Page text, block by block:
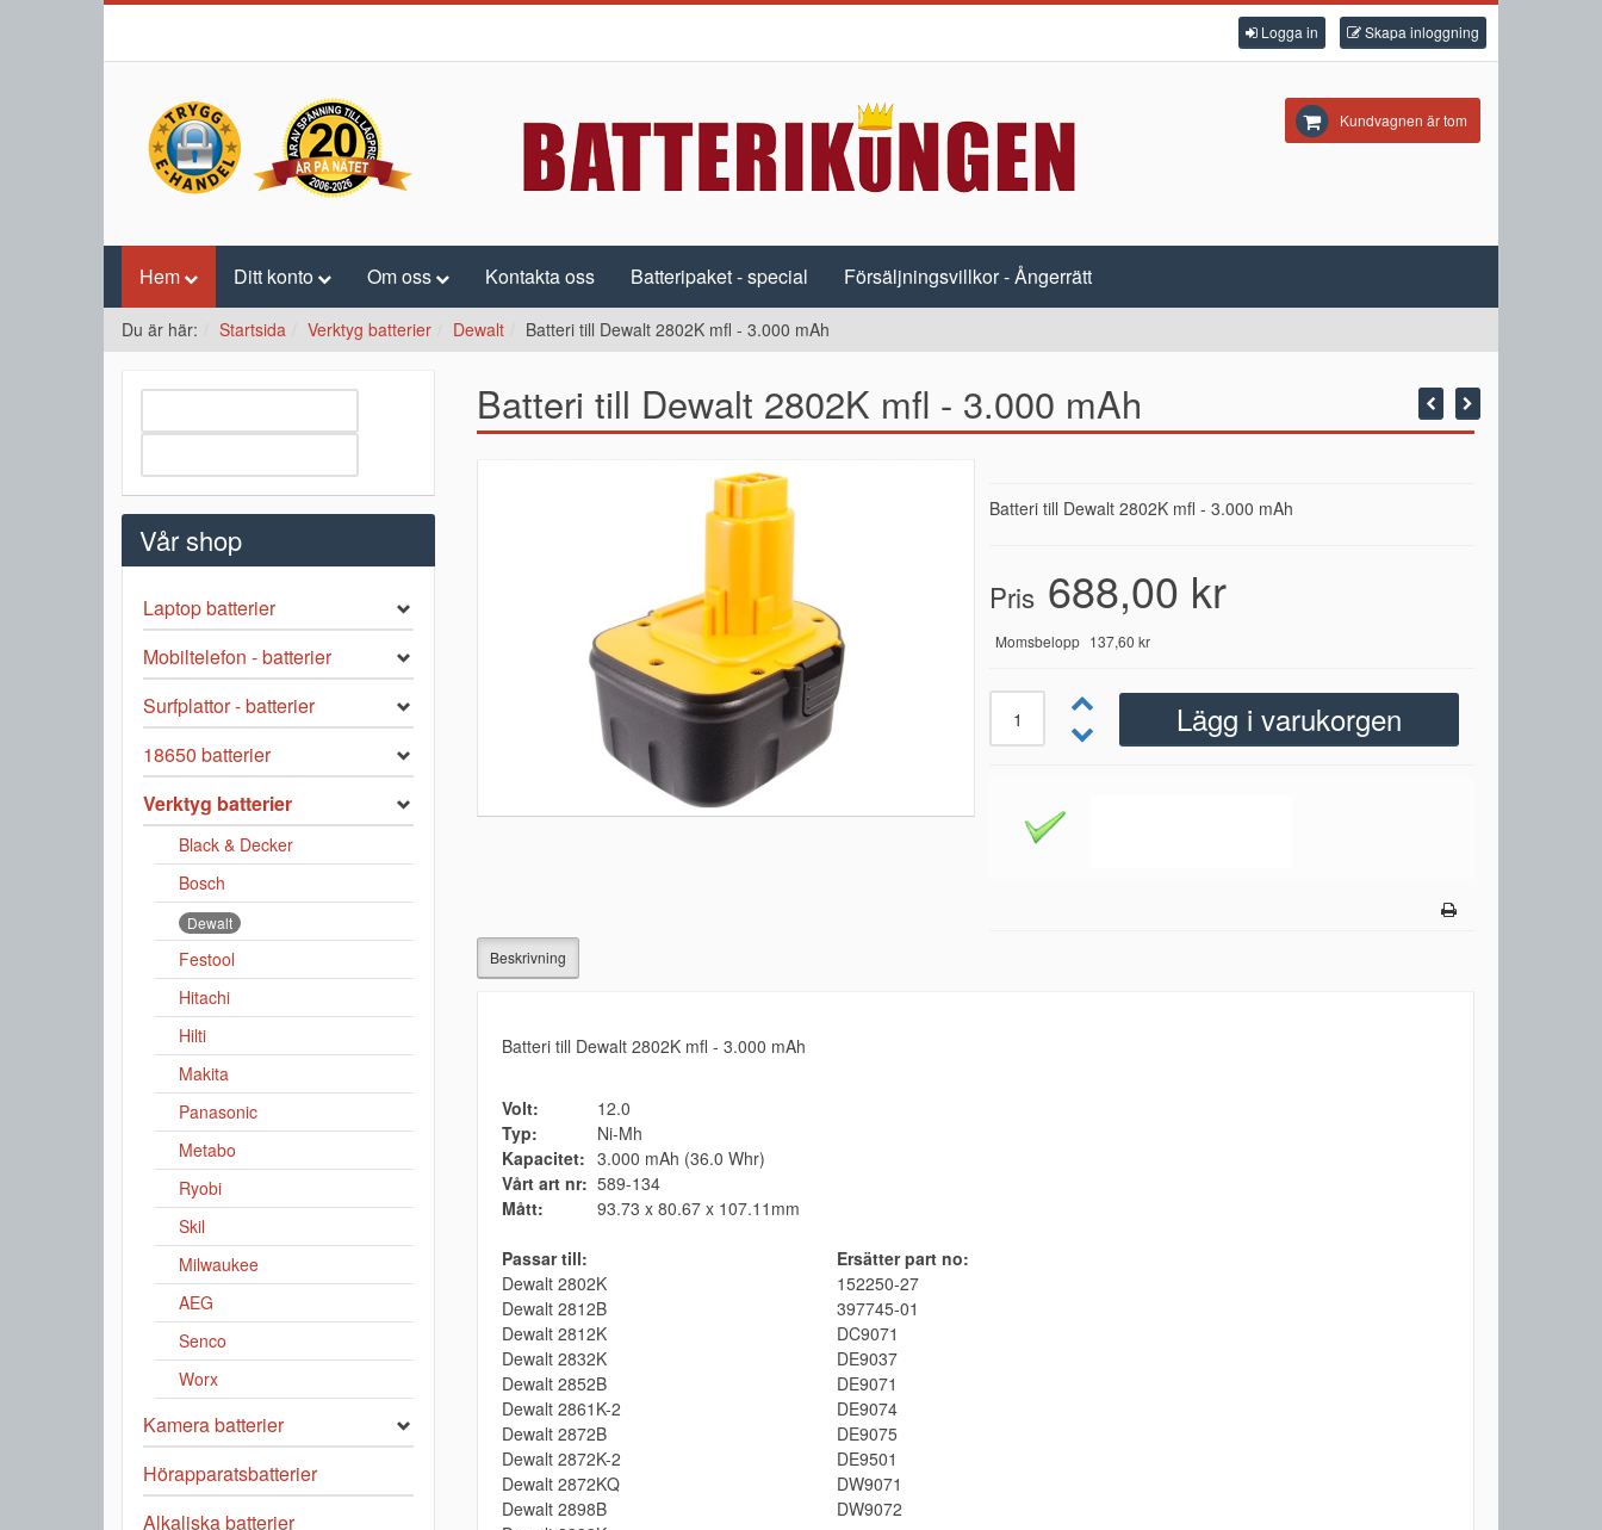
Logga in Skapa inloggning
Kundvagnen är tom
Hem Ditt konto Om oss Kontakta oss Batteripaket - special Försäljningsvillkor - Ångerrätt
Du är här: Startsida Verktyg batterier Dewalt Batteri till Dewalt 2802K mfl - 3.000 mAh
Batteri till Dewalt 2802K mfl - 3.000 mAh
Batteri till Dewalt 2802K mfl - 3.000 mAh
Pris 688,00 kr
Momsbelopp 137,60 kr
Beskrivning
Batteri till Dewalt 2802K mfl - 3.000 mAh
Volt:
12.0
Typ:
Ni-Mh
Kapacitet: 3.000 mAh (36.0 Whr)
Vårt art nr: 589-134
Mått:
93.73 x 80.67 x 107.11mm
Passar till:
Ersätter part no:
Dewalt 2802K
Dewalt 2812B
Dewalt 2812K
Dewalt 2832K
Dewalt 2852B
Dewalt 2861K-2
Dewalt 2872B
Dewalt 2872K-2
Dewalt 2872KQ
Dewalt 2898B
152250-27
397745-01
DC9071
DE9037
DE9071
DE9074
DE9075
DE9501
DW9071
DW9072
Vår shop
Laptop batterier
Mobiltelefon - batterier
Surfplattor - batterier
18650 batterier
Verktyg batterier
Black & Decker
Bosch
Dewalt
Festool
Hitachi
Hilti
Makita
Panasonic
Metabo
Ryobi
Skil
Milwaukee
AEG
Senco
Worx
Kamera batterier
Hörapparatsbatterier
Alkaliska batterier